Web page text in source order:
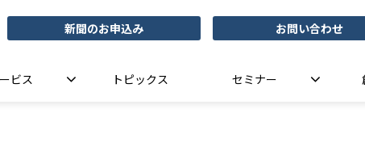
新聞のお申込み お問い合わせ
ビス トピックス セミナー